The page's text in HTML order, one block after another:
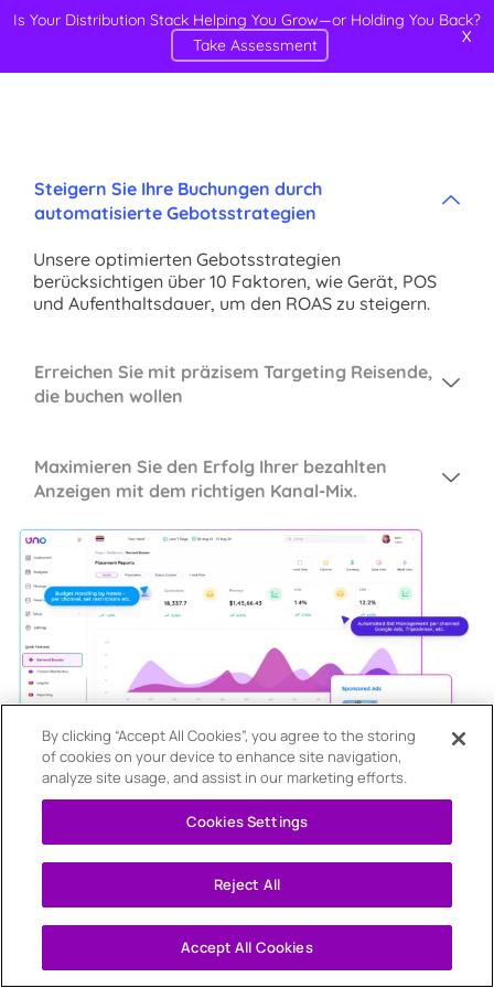
Steigern Sie Ihre Buchungen durch
automatisierte Gebotsstrategien
Unsere optimierten Gebotsstrategien
berücksichtigen über 10 Faktoren, wie Gerät, POS
und Aufenthaltsdauer, um den ROAS zu steigern.
Erreichen Sie mit präzisem Targeting Reisende,
die buchen wollen
Maximieren Sie den Erfolg Ihrer bezahlten
Anzeigen mit dem richtigen Kanal-Mix.
Is Your Distribution Stack Helping You Grow—or Holding You Back?
Take Assessment
X
By clicking “Accept All Cookies”, you agree to the storing
of cookies on your device to enhance site navigation,
analyze site usage, and assist in our marketing efforts.
Cookies Settings
Reject All
Accept All Cookies